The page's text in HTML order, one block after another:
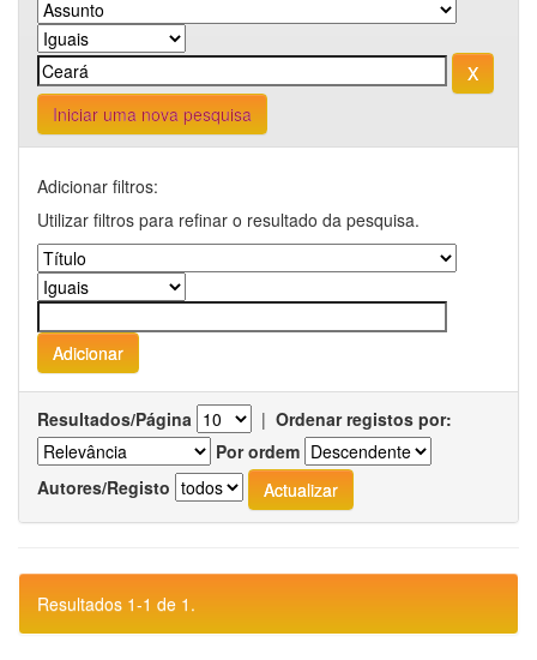
Iniciar uma nova pesquisa
Adicionar filtros:
Utilizar filtros para refinar o resultado da pesquisa.
Resultados/Página | Ordenar registos por:
Por ordem
Autores/Registo
Resultados 1-1 de 1.